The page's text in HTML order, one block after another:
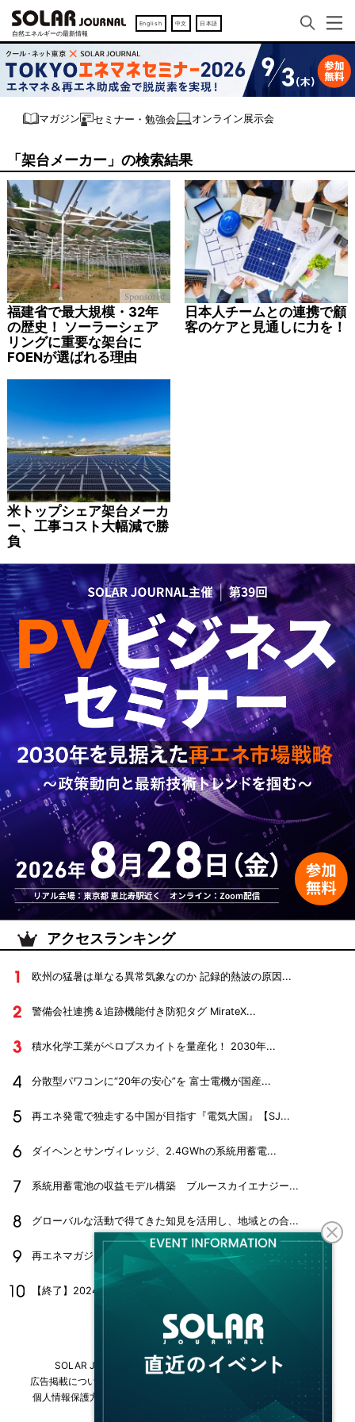
English 中文 日本語
マガジン セミナー・勉強会 オンライン展示会
「架台メーカー」の検索結果
福建省で最大規模・32年
の歴史！ ソーラーシェア
リングに重要な架台に
FOENが選ばれる理由
日本人チームとの連携で顧
客のケアと見通しに力を！
米トップシェア架台メーカ
ー、工事コスト大幅減で勝
負
アクセスランキング
欧州の猛暑は単なる異常気象なのか 記録的熱波の原因...
警備会社連携＆追跡機能付き防犯タグ MirateX...
積水化学工業がペロブスカイトを量産化！ 2030年...
分散型パワコンに“20年の安心”を 富士電機が国産...
再エネ発電で独走する中国が目指す『電気大国』【SJ...
ダイヘンとサンヴィレッジ、2.4GWhの系統用蓄電...
系統用蓄電池の収益モデル構築 ブルースカイエナジー...
グローバルな活動で得てきた知見を活用し、地域との合...
再エネマガジン『SOLAR JOURNAL』202...
【終了】2024年10月25日(金)「第31回PV...
SOLAR JOURNALについて
フリーマガジンはこちら
広告掲載について
採用情報
個人情報保護方針
For overseas customers